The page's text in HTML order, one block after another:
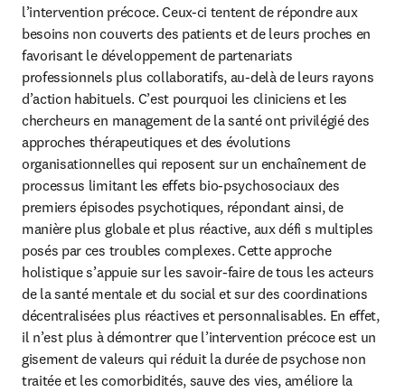
l’intervention précoce. Ceux-ci tentent de répondre aux
besoins non couverts des patients et de leurs proches en
favorisant le développement de partenariats
professionnels plus collaboratifs, au-delà de leurs rayons
d’action habituels. C’est pourquoi les cliniciens et les
chercheurs en management de la santé ont privilégié des
approches thérapeutiques et des évolutions
organisationnelles qui reposent sur un enchaînement de
processus limitant les effets bio-psychosociaux des
premiers épisodes psychotiques, répondant ainsi, de
manière plus globale et plus réactive, aux défi s multiples
posés par ces troubles complexes. Cette approche
holistique s’appuie sur les savoir-faire de tous les acteurs
de la santé mentale et du social et sur des coordinations
décentralisées plus réactives et personnalisables. En effet,
il n’est plus à démontrer que l’intervention précoce est un
gisement de valeurs qui réduit la durée de psychose non
traitée et les comorbidités, sauve des vies, améliore la